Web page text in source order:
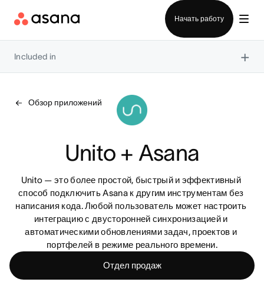
Начать работу
Included in ×
Обзор приложений
Unito + Asana
Unito — это более простой, быстрый и эффективный
способ подключить Asana к другим инструментам без
написания кода. Любой пользователь может настроить
интеграцию с двусторонней синхронизацией и
автоматическими обновлениями задач, проектов и
портфелей в режиме реального времени.
Отдел продаж